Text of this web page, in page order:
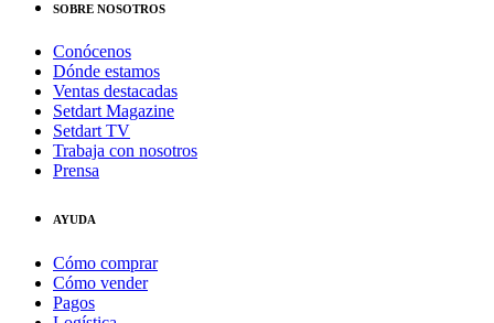
SOBRE NOSOTROS
Conócenos
Dónde estamos
Ventas destacadas
Setdart Magazine
Setdart TV
Trabaja con nosotros
Prensa
AYUDA
Cómo comprar
Cómo vender
Pagos